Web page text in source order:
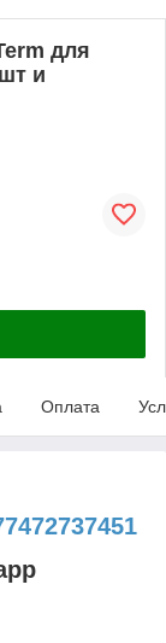
для
и
Оплата